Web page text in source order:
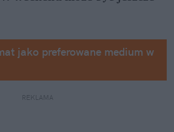
jako preferowane medium w
REKLAMA